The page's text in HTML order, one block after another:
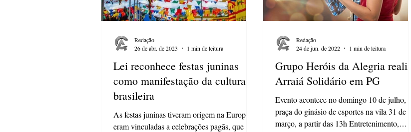
Lei reconhece festas juninas
como manifestação da cultura
brasileira
As festas juninas tiveram origem na Europa e
eram vinculadas a celebrações pagãs, que
Redação
26 de abr. de 2023
1 min de leitura
Grupo Heróis da Alegria realiza
Arraiá Solidário em PG
Evento acontece no domingo 10 de julho, na
praça do ginásio de esportes na vila 31 de
março, a partir das 13h Entretenimento,
Redação
24 de jun. de 2022
1 min de leitura